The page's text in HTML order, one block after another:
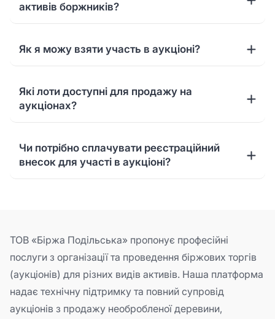
активів боржників?
Як я можу взяти участь в аукціоні?
Які лоти доступні для продажу на
аукціонах?
Чи потрібно сплачувати реєстраційний
внесок для участі в аукціоні?
ТОВ «Біржа Подільська» пропонує професійні
послуги з організації та проведення біржових торгів
(аукціонів) для різних видів активів. Наша платформа
надає технічну підтримку та повний супровід
аукціонів з продажу необробленої деревини,